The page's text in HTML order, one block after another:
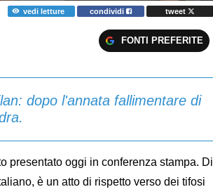
vedi letture condividi
tweet
FONTI PREFERITE
dopo l'annata fallimentare di
presentato oggi in conferenza stampa. Di
è un atto di rispetto verso dei tifosi